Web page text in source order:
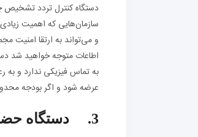
دستگاه کنترل تردد تشخیص
سازمان‌هایی که اهمیت
و می‌تواند به ارتقا
اطاعات متوجه خواهید شد
به تماس فیزیکی ندارد و به
عرضه شود و اگر بودجه
3. دستگاه حضور و غیاب تشخیص عنبیه